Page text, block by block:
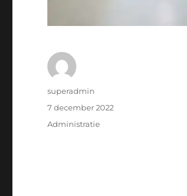
Auteur
superadmin
Geplaatst
op
7 december 2022
Categorieën
Administratie